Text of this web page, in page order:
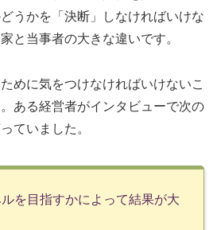
うかを「決断」しなければいけな
と当事者の大きな違いです。
めに気をつけなければいけないこ
ある経営者がインタビューで次の
ていました。
を目指すかによって結果が大